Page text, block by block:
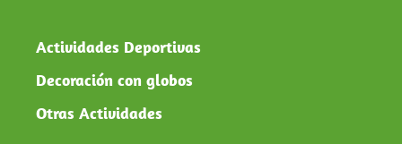
Actividades Deportivas
Decoración con globos
Otras Actividades